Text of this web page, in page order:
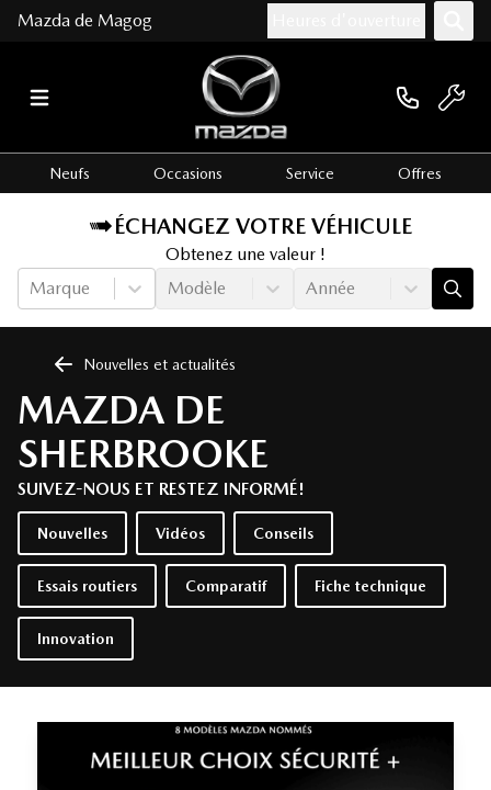
Mazda de Magog
Neufs Occasions Service Offres
ÉCHANGEZ VOTRE VÉHICULE
Obtenez une valeur !
Marque
Modèle Année
Nouvelles et actualités
MAZDA DE
SHERBROOKE
SUIVEZ-NOUS ET RESTEZ INFORMÉ!
Nouvelles Vidéos Conseils
Essais routiers Comparatif Fiche technique
Innovation